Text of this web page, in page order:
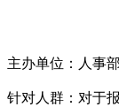
主办单位：人事
针对人群：对于